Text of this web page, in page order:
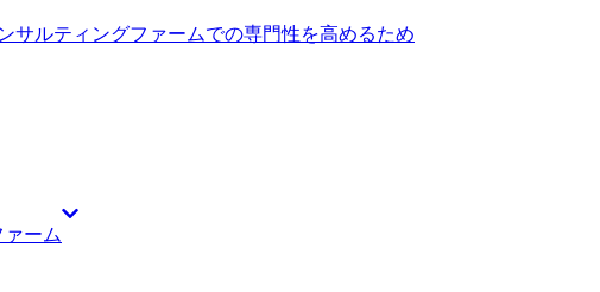
が自然なものになったので、今後また転職を
の際はまたMyVisionさんにお願いしたいで
ったからです。スタートアップに挑戦したい
に、もう少し自分のキャリアで分かりやすい
ありました。 3社です。 スピード感とコンサ
トと比べたときに、もっともスピード感があ
を熟知していると感じた点です。コンサルテ
って作られた会社だからなのか、普段一緒に
じプロトコルやスピード感でコミュニケーシ
ンサルティングファームに関する情報提供が頼
接も含め、特に選考対策は求めていませんで
部の情報を提供してほしいなと思っていまし
サルティングファームでの専門性を高めるため
ーム